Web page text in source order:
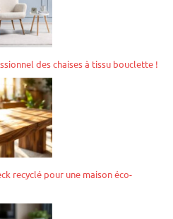
des chaises à tissu bouclette !
recyclé pour une maison éco-